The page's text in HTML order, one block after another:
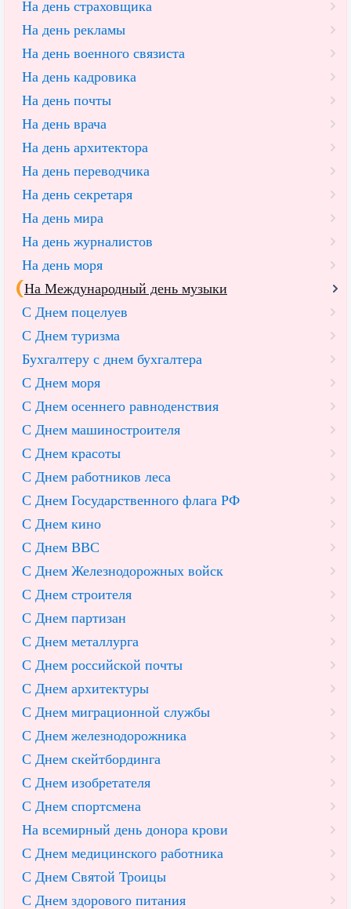
На день страховщика
На день рекламы
На день военного связиста
На день кадровика
На день почты
На день врача
На день архитектора
На день переводчика
На день секретаря
На день мира
На день журналистов
На день моря
На Международный день музыки
С Днем поцелуев
С Днем туризма
Бухгалтеру с днем бухгалтера
С Днем моря
С Днем осеннего равноденствия
С Днем машиностроителя
С Днем красоты
С Днем работников леса
С Днем Государственного флага РФ
С Днем кино
С Днем ВВС
С Днем Железнодорожных войск
С Днем строителя
С Днем партизан
С Днем металлурга
С Днем российской почты
С Днем архитектуры
С Днем миграционной службы
С Днем железнодорожника
С Днем скейтбординга
С Днем изобретателя
С Днем спортсмена
На всемирный день донора крови
С Днем медицинского работника
С Днем Святой Троицы
С Днем здорового питания